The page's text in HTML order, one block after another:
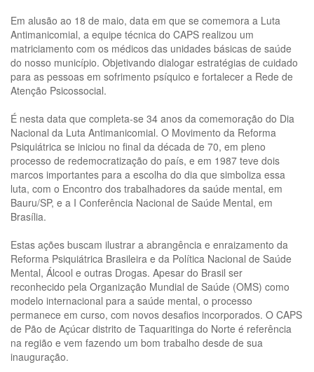
Em alusão ao 18 de maio, data em que se comemora a Luta
Antimanicomial, a equipe técnica do CAPS realizou um
matriciamento com os médicos das unidades básicas de saúde
do nosso município. Objetivando dialogar estratégias de cuidado
para as pessoas em sofrimento psíquico e fortalecer a Rede de
Atenção Psicossocial.
É nesta data que completa-se 34 anos da comemoração do Dia
Nacional da Luta Antimanicomial. O Movimento da Reforma
Psiquiátrica se iniciou no final da década de 70, em pleno
processo de redemocratização do país, e em 1987 teve dois
marcos importantes para a escolha do dia que simboliza essa
luta, com o Encontro dos trabalhadores da saúde mental, em
Bauru/SP, e a I Conferência Nacional de Saúde Mental, em
Brasília.
Estas ações buscam ilustrar a abrangência e enraizamento da
Reforma Psiquiátrica Brasileira e da Política Nacional de Saúde
Mental, Álcool e outras Drogas. Apesar do Brasil ser
reconhecido pela Organização Mundial de Saúde (OMS) como
modelo internacional para a saúde mental, o processo
permanece em curso, com novos desafios incorporados. O CAPS
de Pão de Açúcar distrito de Taquaritinga do Norte é referência
na região e vem fazendo um bom trabalho desde de sua
inauguração.